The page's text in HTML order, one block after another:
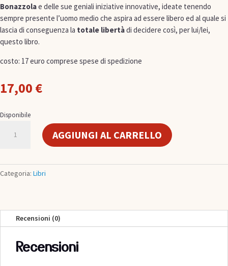
Bonazzolae delle sue geniali iniziative innovative, ideate tenendo
sempre presente l’uomo medio che aspira ad essere libero ed al quale si
lascia di conseguenza la totale libertàdi decidere così, per lui/lei,
questo libro.
costo: 17 euro comprese spese di spedizione
17,00 €
Disponibile
AGGIUNGI AL CARRELLO
Categoria: Libri
Recensioni (0)
Recensioni